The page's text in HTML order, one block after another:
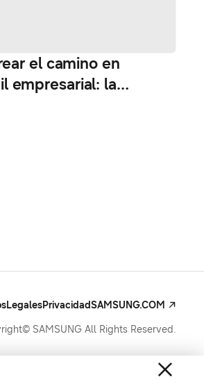
el camino en
empresarial: la
de Samsung
LegalesPrivacidadSAMSUNG.COM
SAMSUNG All Rights Reserved.